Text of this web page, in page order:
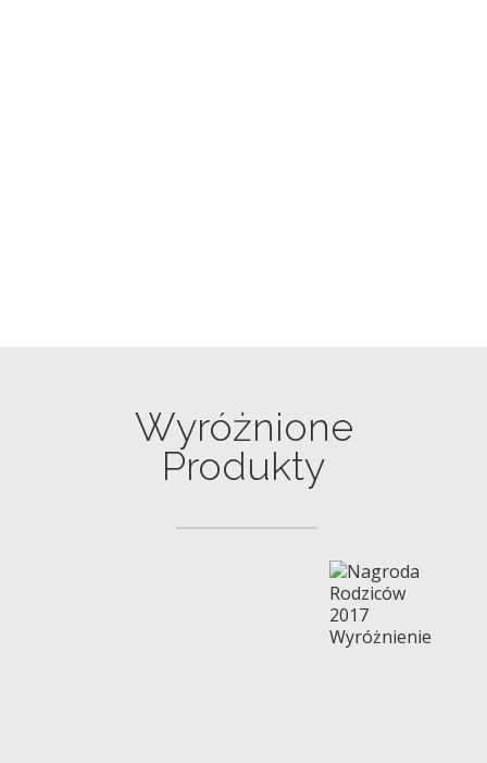
Wyróżnione
Produkty